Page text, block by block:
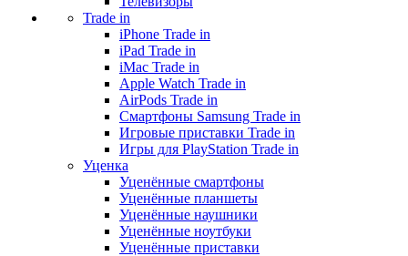
Trade in
iPhone Trade in
iPad Trade in
iMac Trade in
Apple Watch Trade in
AirPods Trade in
Смартфоны Samsung Trade in
Игровые приставки Trade in
Игры для PlayStation Trade in
Уценка
Уценённые смартфоны
Уценённые планшеты
Уценённые наушники
Уценённые ноутбуки
Уценённые приставки